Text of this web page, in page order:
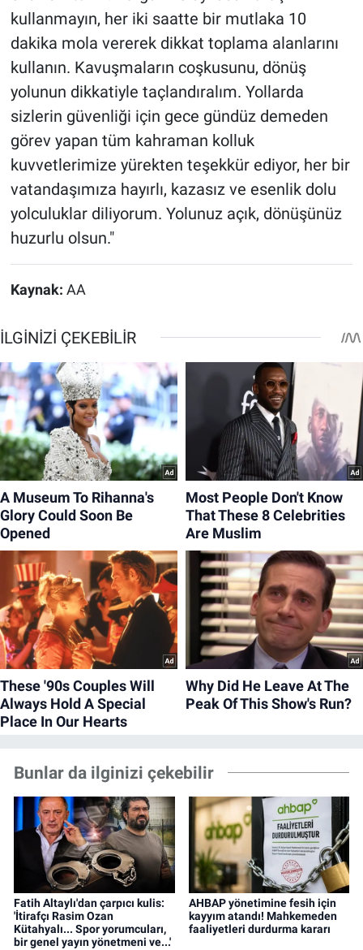
kullanmayın, her iki saatte bir mutlaka 10
dakika mola vererek dikkat toplama alanlarını
kullanın. Kavuşmaların coşkusunu, dönüş
yolunun dikkatiyle taçlandıralım. Yollarda
sizlerin güvenliği için gece gündüz demeden
görev yapan tüm kahraman kolluk
kuvvetlerimize yürekten teşekkür ediyor, her bir
vatandaşımıza hayırlı, kazasız ve esenlik dolu
yolculuklar diliyorum. Yolunuz açık, dönüşünüz
huzurlu olsun."
Kaynak: AA
Bunlar da ilginizi çekebilir
Fatih Altaylı'dan çarpıcı kulis:
'İtirafçı Rasim Ozan
Kütahyalı... Spor yorumcuları,
bir genel yayın yönetmeni ve...'
AHBAP yönetimine fesih için
kayyım atandı! Mahkemeden
faaliyetleri durdurma kararı